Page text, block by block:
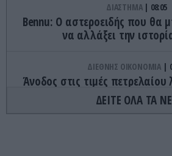
ΔΙΑΣΤΗΜΑ 08:05
Bennu: Ο αστεροειδής που θα
να αλλάξει την
ΔΙΕΘΝΗΣ ΟΙΚΟΝΟΜΙΑ
Άνοδος στις τιμές
για τα Στενά του Ορμούζ:
βαρέλι Brent
ΔΕΙΤΕ ΟΛΑ ΤΑ